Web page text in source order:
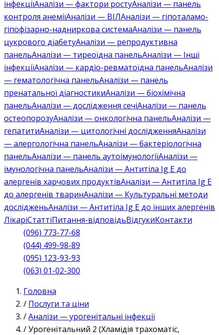
інфекціїАналізи — фактори ростуАналізи — панель
контроля анеміїАналізи — ВІЛАналізи — гіпоталамо-
гіпофізарно-надниркова системаАналізи — панель
цукрового діабетуАналізи — репродуктивна
панельАналізи — тиреоїдна панельАналізи — Інші
інфекціїАналізи — кардіо-ревматоїдна панельАналізи
— гематологічна панельАналізи — панель
пренатальної діагностикиАналізи — біохімічна
панельАналізи — дослідження сечіАналізи — панель
остеопорозуАналізи — онкологічна панельАналізи —
гепатитиАналізи — цитологічні дослідженняАналізи
— алергологічна панельАналізи — бактеріологічна
панельАналізи — панель аутоімунологіїАналізи —
імунологічна панельАналізи — Антитіла Ig E до
алергенів харчових продуктівАналізи — Антитіла Ig E
до алергенів тваринАналізи — Культуральні методи
дослідженьАналізи — Антитіла Ig E до інших алергенів
ЛікаріСтаттіПитання-відповідьВідгукиКонтакти
(096) 773-77-68
(044) 499-98-89
(095) 123-93-93
(063) 01-02-300
Головна
/ Послуги та ціни
/Аналізи — урогенітальні інфекції
/Урогенітальний 2 (Хламідія трахоматіс,